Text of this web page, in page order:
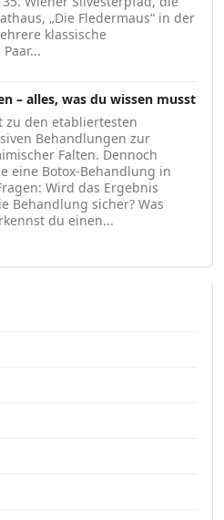
„Die Fledermaus“ in der
klassische
– alles, was du wissen musst
zu den etabliertesten
Behandlungen zur
Falten. Dennoch
eine Botox-Behandlung in
Wird das Ergebnis
Behandlung sicher? Was
du einen...